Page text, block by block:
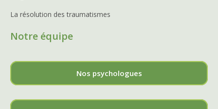
La résolution des traumatismes
Notre équipe
Nos psychologues